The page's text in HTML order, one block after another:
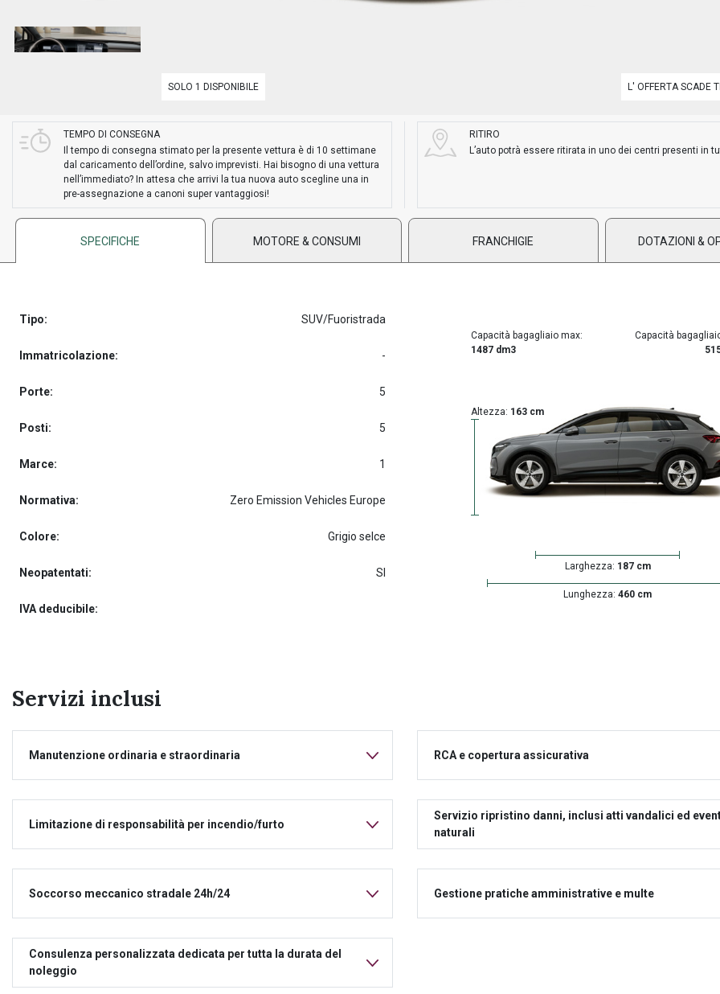
SOLO 1 DISPONIBILE L' OFFERTA SCADE
TEMPO DI CONSEGNA
Il tempo di consegna stimato per la presente vettura è di 10 settimane
dal caricamento dell’ordine, salvo imprevisti. Hai bisogno di una vettura
nell’immediato? In attesa che arrivi la tua nuova auto scegline una in
pre-assegnazione a canoni super vantaggiosi!
RITIRO
L’auto potrà essere ritirata in uno dei centri presenti in
SPECIFICHE MOTORE & CONSUMI FRANCHIGIE DOTAZIONI &
Tipo: SUV/Fuoristrada
Immatricolazione: -
Porte: 5
Posti: 5
Marce: 1
Normativa: Zero Emission Vehicles Europe
Colore: Grigio selce
Neopatentati: SI
IVA deducibile:
Capacità bagagliaio max:
1487 dm3
Capacità
Altezza: 163 cm
Larghezza: 187 cm
Lunghezza: 460 cm
Servizi inclusi
Manutenzione ordinaria e straordinaria RCA e copertura assicurativa
Limitazione di responsabilità per incendio/furto
Servizio ripristino danni, inclusi atti vandalici ed
naturali
Soccorso meccanico stradale 24h/24 Gestione pratiche amministrative e multe
Consulenza personalizzata dedicata per tutta la durata del
noleggio